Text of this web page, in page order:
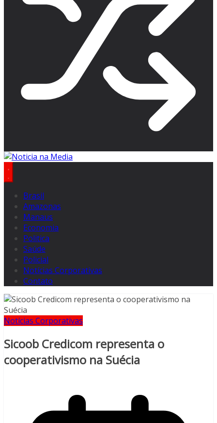
Brasil
Amazonas
Manaus
Economia
Politica
Saúde
Policial
Notícias Corporativas
Contato
Notícias Corporativas
Sicoob Credicom representa o
cooperativismo na Suécia